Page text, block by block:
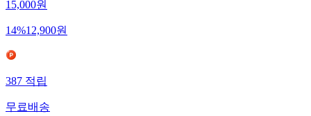
15,000원
14%12,900원
387적립
무료배송